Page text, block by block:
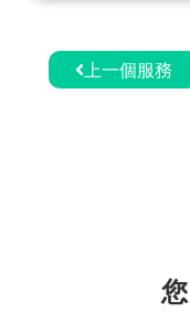
上一個服務